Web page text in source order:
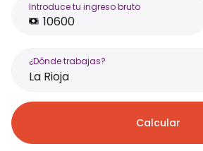
Introduce tu ingreso bruto
¿Dónde trabajas?
La Rioja
Calcular